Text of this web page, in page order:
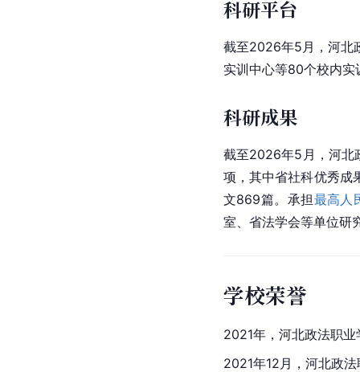
科研平台
截至2026年5月，河北
实训中心等80个校内实
科研成果
截至2026年5月，河北
项，其中省社科优秀成
文869篇。承担最高人
室、省法学会等单位研
学校荣誉
2021年，河北政法职业
2021年12月，河北政